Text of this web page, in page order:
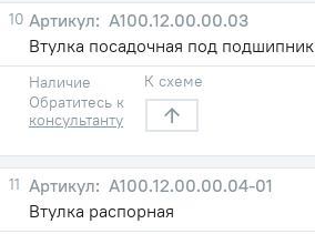
10
А100.12.00.00.03
Втулка посадочная под подшипник
Наличие
Обратитесь к
консультанту
К схеме
11
А100.12.00.00.04-01
Втулка распорная